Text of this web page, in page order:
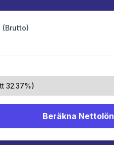
(Brutto)
Beräkna Nettolön